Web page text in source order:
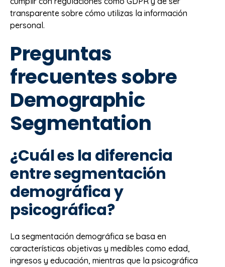
transparente sobre cómo utilizas la información
personal.
Preguntas
frecuentes sobre
Demographic
Segmentation
¿Cuál es la diferencia
entre segmentación
demográfica y
psicográfica?
La segmentación demográfica se basa en
características objetivas y medibles como edad,
ingresos y educación, mientras que la psicográfica